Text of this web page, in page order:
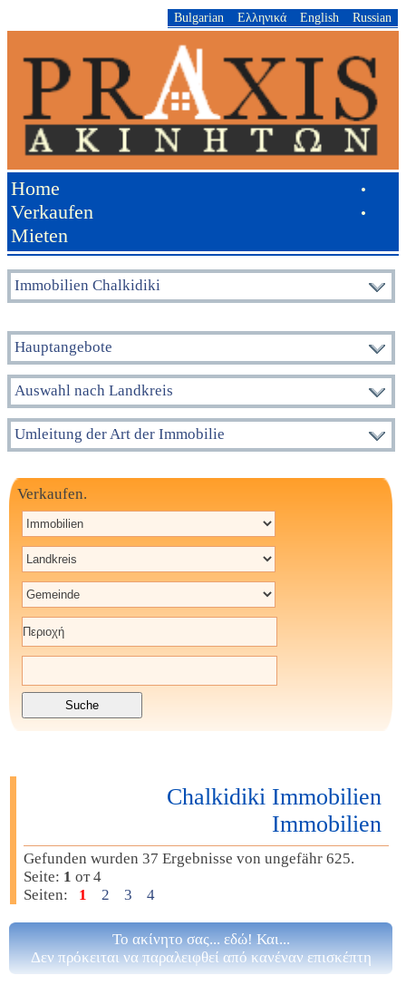
Bulgarian Ελληνικά English Russian
Home •
Verkaufen •
Mieten
Immobilien Chalkidiki
Hauptangebote
Auswahl nach Landkreis
Umleitung der Art der Immobilie
Verkaufen.
Chalkidiki Immobilien
Immobilien
Gefunden wurden 37 Ergebnisse von ungefähr 625.
Seite: 1 от 4
Seiten:
1 2 3 4
Το ακίνητο σας... εδώ! Και...
Δεν πρόκειται να παραλειφθεί από κανέναν επισκέπτη